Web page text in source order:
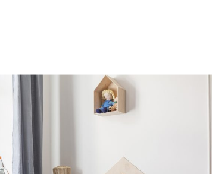
nel mondo delle Royal Families: la
e speciale.Una volta al mese
più semplice l’organizzazione della
su genitorialità, crescita,
Entra anche tu nel mondo